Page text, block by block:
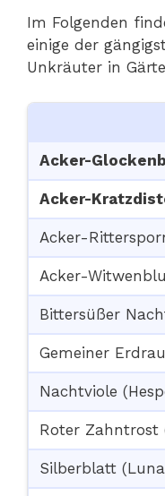
Im Folgenden
einige der
Unkräuter in
Acker-
Acker-
Acker-
Acker-
Bittersüßer
Gemeiner
Nachtviole
Roter Zahntrost
Silberblatt